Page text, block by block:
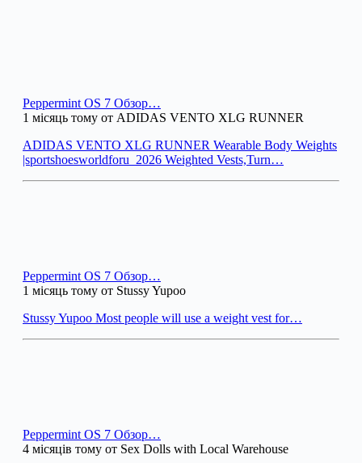
Peppermint OS 7 Обзор…
1 місяць тому от ADIDAS VENTO XLG RUNNER
ADIDAS VENTO XLG RUNNER Wearable Body Weights
|sportshoesworldforu_2026 Weighted Vests,Turn…
Peppermint OS 7 Обзор…
1 місяць тому от Stussy Yupoo
Stussy Yupoo Most people will use a weight vest for…
Peppermint OS 7 Обзор…
4 місяців тому от Sex Dolls with Local Warehouse